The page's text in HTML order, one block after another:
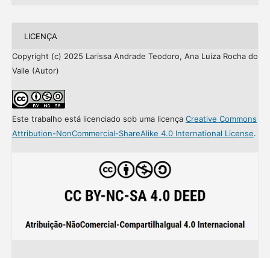
LICENÇA
Copyright (c) 2025 Larissa Andrade Teodoro, Ana Luiza Rocha do
Valle (Autor)
Este trabalho está licenciado sob uma licença Creative Commons
Attribution-NonCommercial-ShareAlike 4.0 International License.